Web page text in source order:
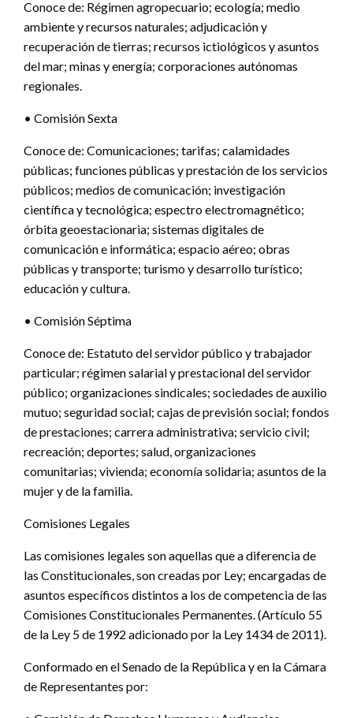
Conoce de: Régimen agropecuario; ecología; medio
ambiente y recursos naturales; adjudicación y
recuperación de tierras; recursos ictiológicos y asuntos
del mar; minas y energía; corporaciones autónomas
regionales.
• Comisión Sexta
Conoce de: Comunicaciones; tarifas; calamidades
públicas; funciones públicas y prestación de los servicios
públicos; medios de comunicación; investigación
científica y tecnológica; espectro electromagnético;
órbita geoestacionaria; sistemas digitales de
comunicación e informática; espacio aéreo; obras
públicas y transporte; turismo y desarrollo turístico;
educación y cultura.
• Comisión Séptima
Conoce de: Estatuto del servidor público y trabajador
particular; régimen salarial y prestacional del servidor
público; organizaciones sindicales; sociedades de auxilio
mutuo; seguridad social; cajas de previsión social; fondos
de prestaciones; carrera administrativa; servicio civil;
recreación; deportes; salud, organizaciones
comunitarias; vivienda; economía solidaria; asuntos de la
mujer y de la familia.
Comisiones Legales
Las comisiones legales son aquellas que a diferencia de
las Constitucionales, son creadas por Ley; encargadas de
asuntos específicos distintos a los de competencia de las
Comisiones Constitucionales Permanentes. (Artículo 55
de la Ley 5 de 1992 adicionado por la Ley 1434 de 2011).
Conformado en el Senado de la República y en la Cámara
de Representantes por: